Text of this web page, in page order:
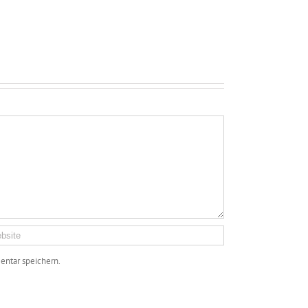
speichern.